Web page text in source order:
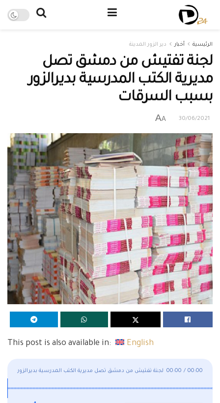
الرئيسية أخبار دير الزور المدينة
لجنة تفتيش من دمشق تصل
مديرية الكتب المدرسية بديرالزور
بسبب السرقات
30/06/2021
A
A
This post is also available in: English
لجنة تفتيش من دمشق تصل مديرية الكتب المدرسية بديرالزور 00:00 / 00:00